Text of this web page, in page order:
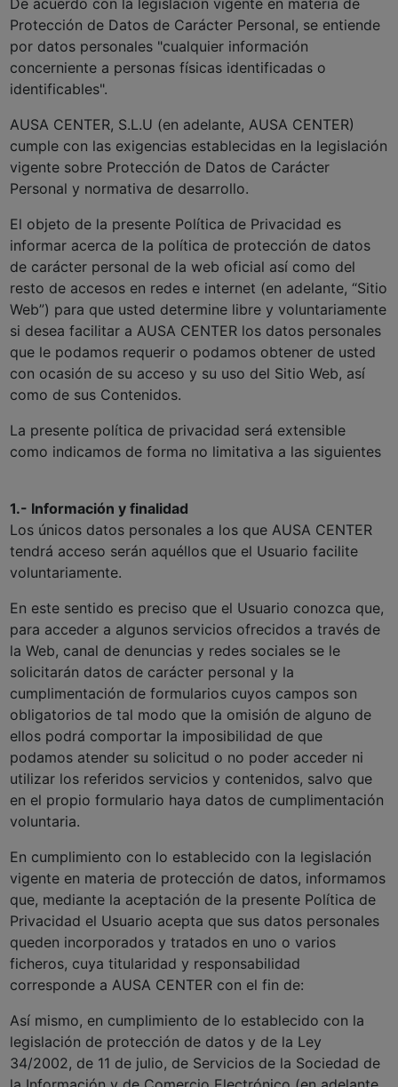
Protección de Datos de Carácter Personal, se entiende
por datos personales "cualquier información
concerniente a personas físicas identificadas o
identificables".
AUSA CENTER, S.L.U (en adelante, AUSA CENTER)
cumple con las exigencias establecidas en la legislación
vigente sobre Protección de Datos de Carácter
Personal y normativa de desarrollo.
El objeto de la presente Política de Privacidad es
informar acerca de la política de protección de datos
de carácter personal de la web oficial así como del
resto de accesos en redes e internet (en adelante, “Sitio
Web”) para que usted determine libre y voluntariamente
si desea facilitar a AUSA CENTER los datos personales
que le podamos requerir o podamos obtener de usted
con ocasión de su acceso y su uso del Sitio Web, así
como de sus Contenidos.
La presente política de privacidad será extensible
como indicamos de forma no limitativa a las siguientes
1.- Información y finalidad
Los únicos datos personales a los que AUSA CENTER
tendrá acceso serán aquéllos que el Usuario facilite
voluntariamente.
En este sentido es preciso que el Usuario conozca que,
para acceder a algunos servicios ofrecidos a través de
la Web, canal de denuncias y redes sociales se le
solicitarán datos de carácter personal y la
cumplimentación de formularios cuyos campos son
obligatorios de tal modo que la omisión de alguno de
ellos podrá comportar la imposibilidad de que
podamos atender su solicitud o no poder acceder ni
utilizar los referidos servicios y contenidos, salvo que
en el propio formulario haya datos de cumplimentación
voluntaria.
En cumplimiento con lo establecido con la legislación
vigente en materia de protección de datos, informamos
que, mediante la aceptación de la presente Política de
Privacidad el Usuario acepta que sus datos personales
queden incorporados y tratados en uno o varios
ficheros, cuya titularidad y responsabilidad
corresponde a AUSA CENTER con el fin de:
Así mismo, en cumplimiento de lo establecido con la
legislación de protección de datos y de la Ley
34/2002, de 11 de julio, de Servicios de la Sociedad de